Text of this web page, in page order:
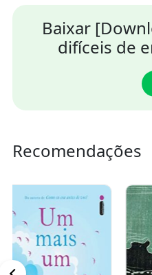
Baixar
difíceis de
Recomendações